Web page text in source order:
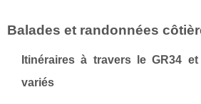
Balades et randonnées
Itinéraires à travers le GR34
variés